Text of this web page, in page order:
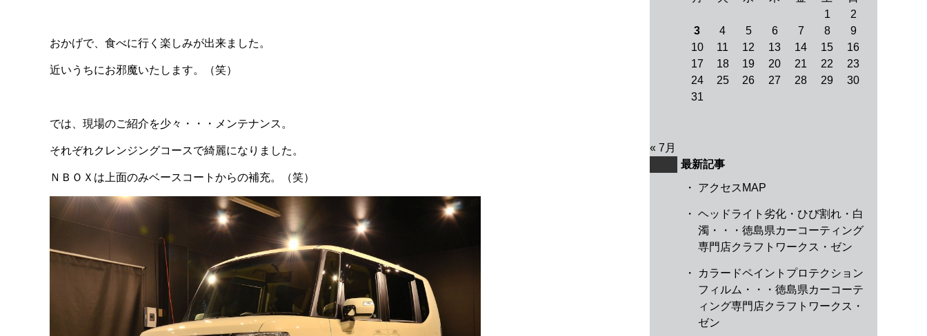
おかげで、食べに行く楽しみが出来ました。
近いうちにお邪魔いたします。（笑）
では、現場のご紹介を少々・・・メンテナンス。
それぞれクレンジングコースで綺麗になりました。
ＮＢＯＸは上面のみベースコートからの補充。（笑）
1
2
3
4 5 6 7 8
9
10
11 12 13 14 15
16
17
18 19 20 21 22
23
24
25 26 27 28 29
30
31
« 7月
最新記事
・
アクセスMAP
・ ヘッドライト劣化・ひび割れ・白
濁・・・徳島県カーコーティング
専門店クラフトワークス・ゼン
・
カラードペイントプロテクション
フィルム・・・徳島県カーコーテ
ィング専門店クラフトワークス・
ゼン